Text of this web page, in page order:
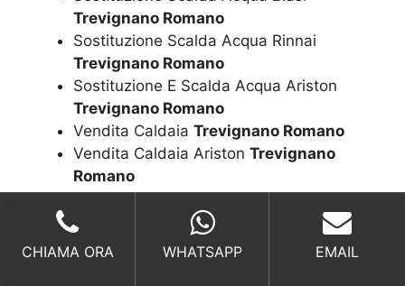
Trevignano Romano
Sostituzione Scalda Acqua Rinnai
Trevignano Romano
Sostituzione E Scalda Acqua Ariston
Trevignano Romano
Vendita Caldaia Trevignano Romano
Vendita Caldaia Ariston Trevignano
Romano
Vendita Caldaia BerettaTrevignano
Romano
Vendita Caldaia BiasiTrevignano
CHIAMA ORA WHATSAPP EMAIL